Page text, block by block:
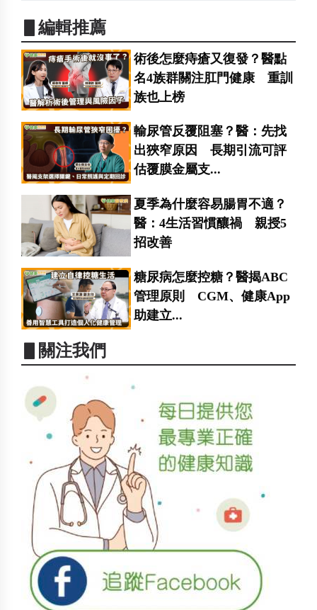
▋編輯推薦
術後怎麼痔瘡又復發？醫點
名4族群關注肛門健康 重訓
族也上榜
輸尿管反覆阻塞？醫：先找
出狹窄原因 長期引流可評
估覆膜金屬支...
夏季為什麼容易腸胃不適？
醫：4生活習慣釀禍 親授5
招改善
糖尿病怎麼控糖？醫揭ABC
管理原則 CGM、健康App
助建立...
▋關注我們